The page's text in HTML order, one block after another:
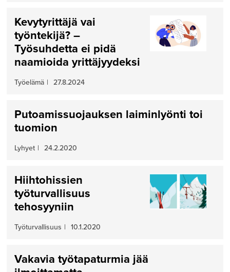
Kevytyrittäjä vai
työntekijä? –
Työsuhdetta ei pidä
naamioida yrittäjyydeksi
Työelämä | 27.8.2024
Putoamissuojauksen laiminlyönti toi
tuomion
Lyhyet | 24.2.2020
Hiihtohissien
työturvallisuus
tehosyyniin
Työturvallisuus | 10.1.2020
Vakavia työtapaturmia jää